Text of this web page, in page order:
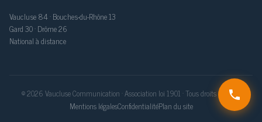
Vaucluse 84 · Bouches-du-Rhône 13
Gard 30 · Drôme 26
National à distance
© 2026 Vaucluse Communication · Association loi 1901 · Tous droits réservés
Mentions légalesConfidentialitéPlan du site